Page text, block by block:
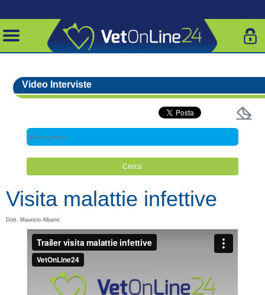
Video Interviste
Visita malattie infettive
Dott. Maurizio Albano